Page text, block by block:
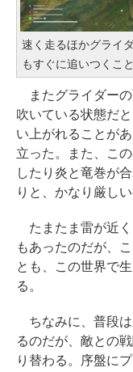
速く走るほかグライ
もすぐに追いつくこ
またグライダーの
吹いている状態だ
い上がれることが
立った。また、こ
したり炎と竜巻が
りと、かなり厳し
たまたま雷が近く
もあったのだが、
とも、この世界で
る。
ちなみに、普段は
るのだが、敵との
り替わる。序盤に